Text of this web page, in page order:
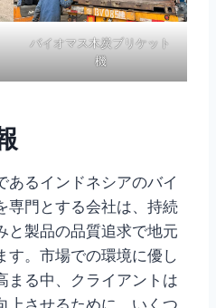
バイオマス木炭ブリケット
機
あるインドネシアのバイ
専門とする会社は、持続
と製品の品質追求で地元
す。市場での環境に優し
まる中、クライアントは
上させるために、いくつ